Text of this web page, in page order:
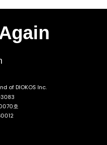
of DIOKOS Inc.
호